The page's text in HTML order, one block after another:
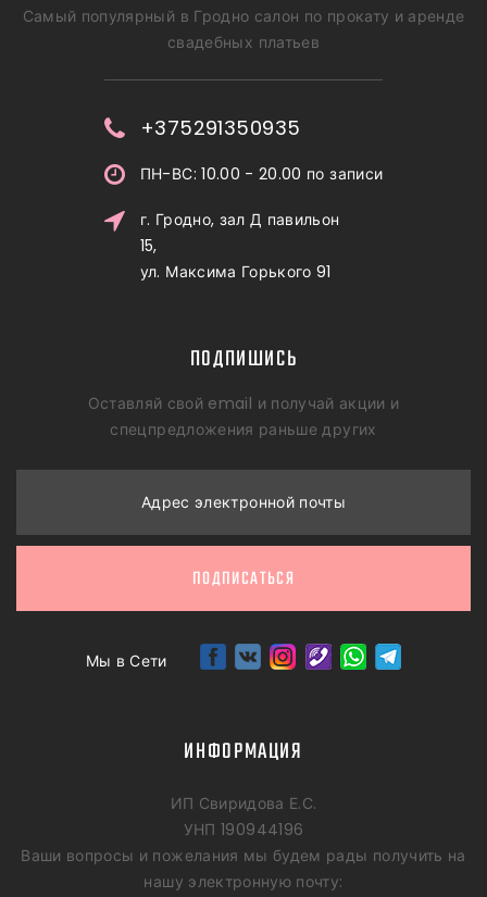
Самый популярный в Гродно салон по прокату и аренде
свадебных платьев
+375291350935
ПН-ВС: 10.00 - 20.00 по записи
г. Гродно, зал Д павильон
15,
ул. Максима Горького 91
ПОДПИШИСЬ
Оставляй свой email и получай акции и
спецпредложения раньше других
Адрес электронной почты
ПОДПИСАТЬСЯ
Мы в Сети
ИНФОРМАЦИЯ
ИП Свиридова Е.С.
УНП 190944196
Ваши вопросы и пожелания мы будем рады получить на
нашу электронную почту: